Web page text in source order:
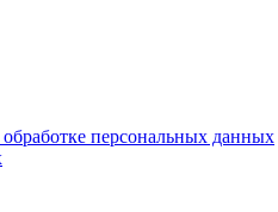
персональных данных